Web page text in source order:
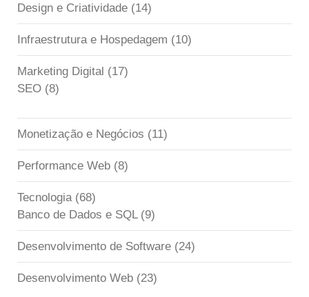
Design e Criatividade (14)
Infraestrutura e Hospedagem (10)
Marketing Digital (17)
SEO (8)
Monetização e Negócios (11)
Performance Web (8)
Tecnologia (68)
Banco de Dados e SQL(9)
Desenvolvimento de Software (24)
Desenvolvimento Web (23)